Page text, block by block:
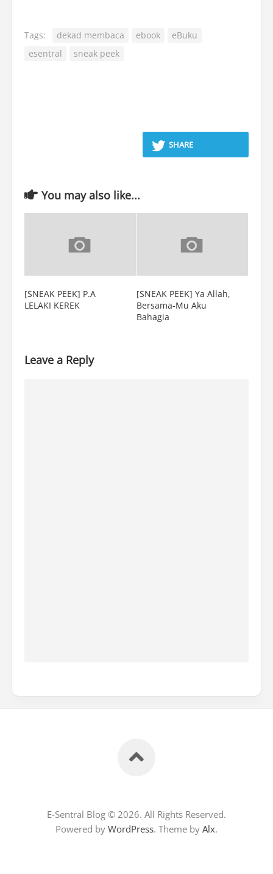
Tags: dekad membaca ebook
eBuku
esentral
sneak peek
SHARE
You may also like...
[SNEAK PEEK] P.A
LELAKI KEREK
[SNEAK PEEK] Ya Allah,
Bersama-Mu Aku
Bahagia
Leave a Reply
E-Sentral Blog © 2026. All Rights Reserved.
Powered by WordPress. Theme by Alx.